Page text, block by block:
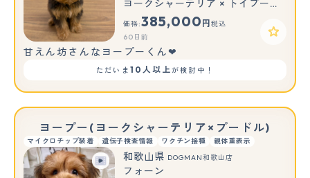
ヨークシャーテリア × トイプードル(トイ)
価格:385,000 円 税込
60日前
甘えん坊さんなヨープーくん❤
ただいま 10人以上が検討中！
ヨープー(ヨークシャーテリア×プードル)
マイクロチップ装着 遺伝子検査情報 ワクチン接種 親体重表示
和歌山県 DOGMAN和歌山店
フォーン